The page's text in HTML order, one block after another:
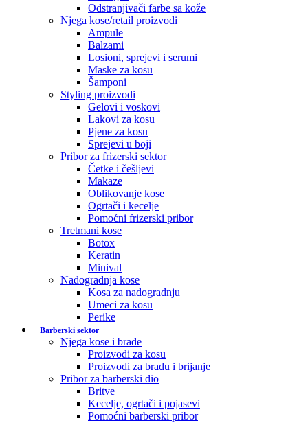
Odstranjivači farbe sa kože
Njega kose/retail proizvodi
Ampule
Balzami
Losioni, sprejevi i serumi
Maske za kosu
Šamponi
Styling proizvodi
Gelovi i voskovi
Lakovi za kosu
Pjene za kosu
Sprejevi u boji
Pribor za frizerski sektor
Četke i češljevi
Makaze
Oblikovanje kose
Ogrtači i kecelje
Pomoćni frizerski pribor
Tretmani kose
Botox
Keratin
Minival
Nadogradnja kose
Kosa za nadogradnju
Umeci za kosu
Perike
Barberski sektor
Njega kose i brade
Proizvodi za kosu
Proizvodi za bradu i brijanje
Pribor za barberski dio
Britve
Kecelje, ogrtači i pojasevi
Pomoćni barberski pribor